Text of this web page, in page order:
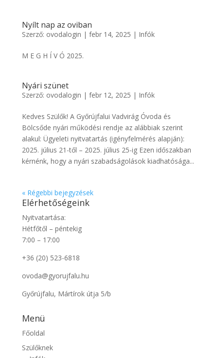
Nyílt nap az oviban
Szerző: ovodalogin | febr 14, 2025 | Infók
M E G H Í V Ó 2025.
Nyári szünet
Szerző: ovodalogin | febr 12, 2025 | Infók
Kedves Szülők! A Győrújfalui Vadvirág Óvoda és
Bölcsőde nyári működési rendje az alábbiak szerint
alakul: Ügyeleti nyitvatartás (igényfelmérés alapján):
2025. július 21-től – 2025. július 25-ig Ezen időszakban
kérnénk, hogy a nyári szabadságolások kiadhatósága...
« Régebbi bejegyzések
Elérhetőségeink
Nyitvatartása:
Hétfőtől – péntekig
7:00 – 17:00
+36 (20) 523-6818
ovoda@gyorujfalu.hu
Győrújfalu, Mártírok útja 5/b
Menü
Főoldal
Szülőknek